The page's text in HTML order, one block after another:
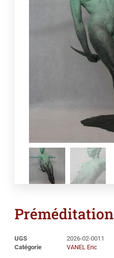
Préméditation
UGS
2026-02-0011
Catégorie
VANEL Eric